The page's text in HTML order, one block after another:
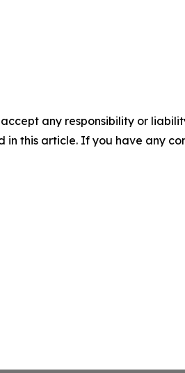
any responsibility or
this article. If you have any